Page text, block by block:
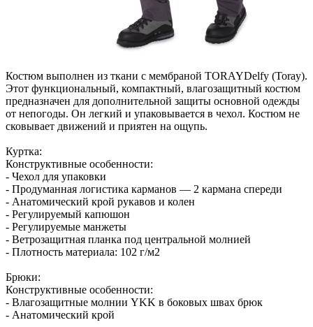
Костюм выполнен из ткани с мембраной TORAYDelfy (Toray).
Этот функциональный, компактный, влагозащитный костюм
предназначен для дополнительной защиты основной одежды
от непогоды. Он легкий и упаковывается в чехол. Костюм не
сковывает движений и приятен на ощупь.
Куртка:
Конструктивные особенности:
- Чехол для упаковки
- Продуманная логистика карманов — 2 кармана спереди
- Анатомический крой рукавов и колен
- Регулируемый капюшон
- Регулируемые манжеты
- Ветрозащитная планка под центральной молнией
- Плотность материала: 102 г/м2
Брюки:
Конструктивные особенности:
- Влагозащитные молнии YKK в боковых швах брюк
- Анатомический крой